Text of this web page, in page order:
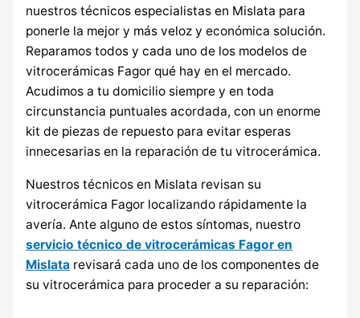
nuestros técnicos especialistas en Mislata para
ponerle la mejor y más veloz y económica solución.
Reparamos todos y cada uno de los modelos de
vitrocerámicas Fagor qué hay en el mercado.
Acudimos a tu domicilio siempre y en toda
circunstancia puntuales acordada, con un enorme
kit de piezas de repuesto para evitar esperas
innecesarias en la reparación de tu vitrocerámica.
Nuestros técnicos en Mislata revisan su
vitrocerámica Fagor localizando rápidamente la
avería. Ante alguno de estos síntomas, nuestro
servicio técnico de vitrocerámicas Fagor en
Mislatarevisará cada uno de los componentes de
su vitrocerámica para proceder a su reparación: